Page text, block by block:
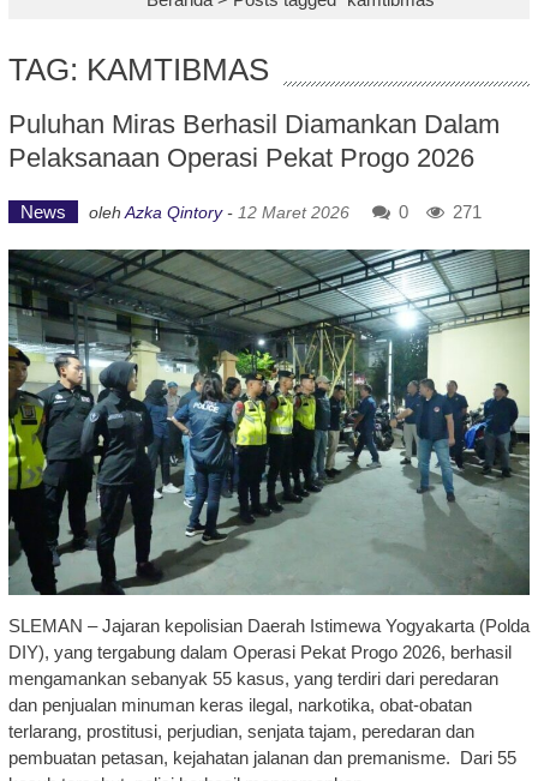
TAG: KAMTIBMAS
Puluhan Miras Berhasil Diamankan Dalam
Pelaksanaan Operasi Pekat Progo 2026
News oleh Azka Qintory- 12 Maret 2026 0 271
SLEMAN – Jajaran kepolisian Daerah Istimewa Yogyakarta (Polda
DIY), yang tergabung dalam Operasi Pekat Progo 2026, berhasil
mengamankan sebanyak 55 kasus, yang terdiri dari peredaran
dan penjualan minuman keras ilegal, narkotika, obat-obatan
terlarang, prostitusi, perjudian, senjata tajam, peredaran dan
pembuatan petasan, kejahatan jalanan dan premanisme. Dari 55